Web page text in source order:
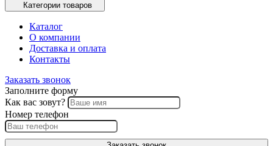
Категории товаров
Каталог
О компании
Доставка и оплата
Контакты
Заказать звонок
Заполните форму
Как вас зовут?
Номер телефон